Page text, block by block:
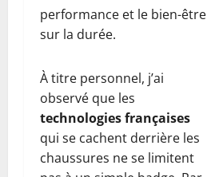
performance et le bien-être
sur la durée.
À titre personnel, j’ai
observé que les
technologies françaises
qui se cachent derrière les
chaussures ne se limitent